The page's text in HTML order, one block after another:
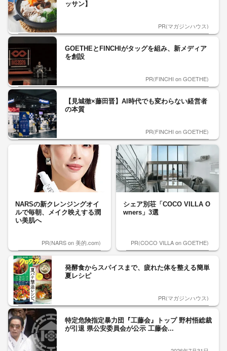
ッサン】
PR(マガジンハウス)
GOETHEとFINCHIがタッグを組み、新メディア
を創設
PR(FINCHI on GOETHE)
【見城徹×藤田晋】AI時代でも変わらない経営者
の本質
PR(FINCHI on GOETHE)
NARSの新クレンジングオイ
ルで毎朝、メイク映えする潤
い美肌へ
PR(NARS on 美的.com)
シェア別荘「COCO VILLA O
wners」3選
PR(COCO VILLA on GOETHE)
発酵食からスパイスまで、疲れた体を整える簡単
夏レシピ
PR(マガジンハウス)
特定危険指定暴力団『工藤会』トップ 野村悟総裁
が引退 県公安委員会が公示 工藤会...